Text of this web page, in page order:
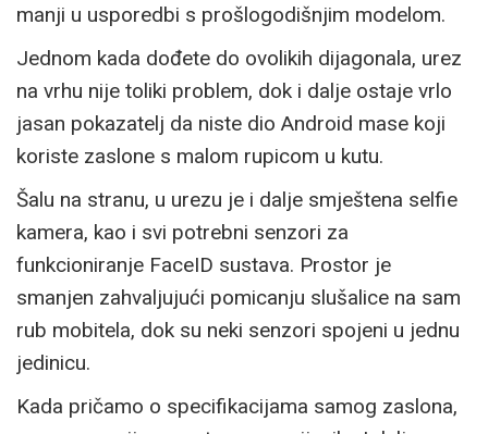
manji u usporedbi s prošlogodišnjim modelom.
Jednom kada dođete do ovolikih dijagonala, urez
na vrhu nije toliki problem, dok i dalje ostaje vrlo
jasan pokazatelj da niste dio Android mase koji
koriste zaslone s malom rupicom u kutu.
Šalu na stranu, u urezu je i dalje smještena selfie
kamera, kao i svi potrebni senzori za
funkcioniranje FaceID sustava. Prostor je
smanjen zahvaljujući pomicanju slušalice na sam
rub mobitela, dok su neki senzori spojeni u jednu
jedinicu.
Kada pričamo o specifikacijama samog zaslona,